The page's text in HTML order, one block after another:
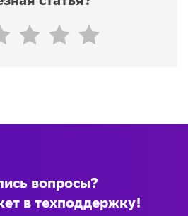
вопросы?
в техподдержку!